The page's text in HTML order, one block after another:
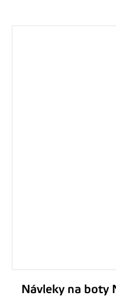
Návleky na boty